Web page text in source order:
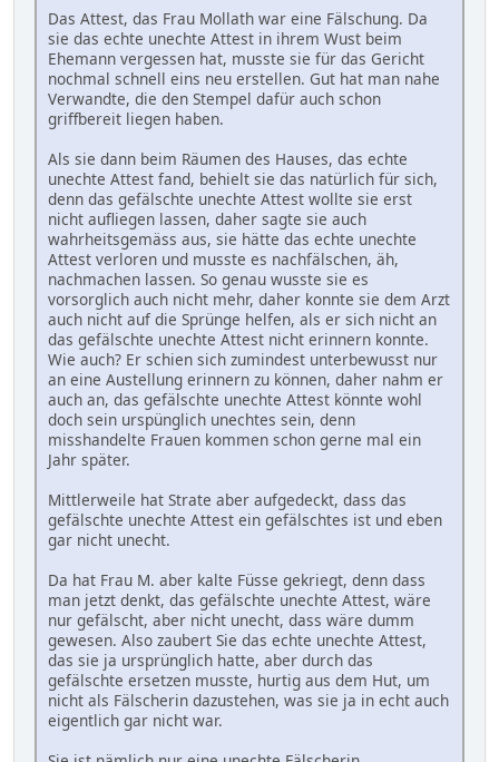
Das Attest, das Frau Mollath war eine Fälschung. Da
sie das echte unechte Attest in ihrem Wust beim
Ehemann vergessen hat, musste sie für das Gericht
nochmal schnell eins neu erstellen. Gut hat man nahe
Verwandte, die den Stempel dafür auch schon
griffbereit liegen haben.
Als sie dann beim Räumen des Hauses, das echte
unechte Attest fand, behielt sie das natürlich für sich,
denn das gefälschte unechte Attest wollte sie erst
nicht aufliegen lassen, daher sagte sie auch
wahrheitsgemäss aus, sie hätte das echte unechte
Attest verloren und musste es nachfälschen, äh,
nachmachen lassen. So genau wusste sie es
vorsorglich auch nicht mehr, daher konnte sie dem Arzt
auch nicht auf die Sprünge helfen, als er sich nicht an
das gefälschte unechte Attest nicht erinnern konnte.
Wie auch? Er schien sich zumindest unterbewusst nur
an eine Austellung erinnern zu können, daher nahm er
auch an, das gefälschte unechte Attest könnte wohl
doch sein urspünglich unechtes sein, denn
misshandelte Frauen kommen schon gerne mal ein
Jahr später.
Mittlerweile hat Strate aber aufgedeckt, dass das
gefälschte unechte Attest ein gefälschtes ist und eben
gar nicht unecht.
Da hat Frau M. aber kalte Füsse gekriegt, denn dass
man jetzt denkt, das gefälschte unechte Attest, wäre
nur gefälscht, aber nicht unecht, dass wäre dumm
gewesen. Also zaubert Sie das echte unechte Attest,
das sie ja ursprünglich hatte, aber durch das
gefälschte ersetzen musste, hurtig aus dem Hut, um
nicht als Fälscherin dazustehen, was sie ja in echt auch
eigentlich gar nicht war.